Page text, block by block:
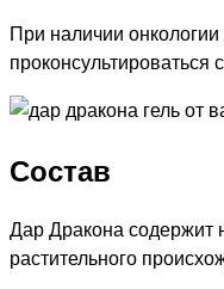
При наличии
Состав
Дар Дракона содержит
растительного